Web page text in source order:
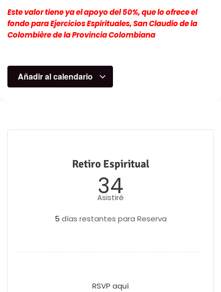
Este valor tiene ya el apoyo del 50%, que lo ofrece el
fondo para Ejercicios Espirituales, San Claudio de la
Colombière de la Provincia Colombiana
Añadir al calendario
Retiro Espiritual
34
Asistiré
5 días restantes para Reserva
RSVP aquí